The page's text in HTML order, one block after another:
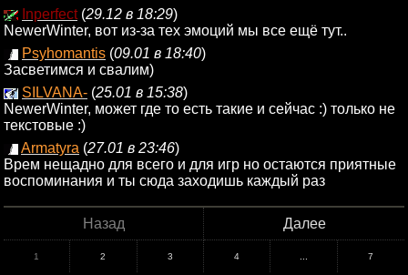
Inperfect(29.12 в 18:29)
NewerWinter, вот из-за тех эмоций мы все ещё тут..
Psyhomantis (09.01 в 18:40)
Засветимся и свалим)
SILVANA- (25.01 в 15:38)
NewerWinter, может где то есть такие и сейчас :) только не
текстовые :)
Armatyra (27.01 в 23:46)
Врем нещадно для всего и для игр но остаются приятные
воспоминания и ты сюда заходишь каждый раз
Назад Далее
1 2 3 4 7